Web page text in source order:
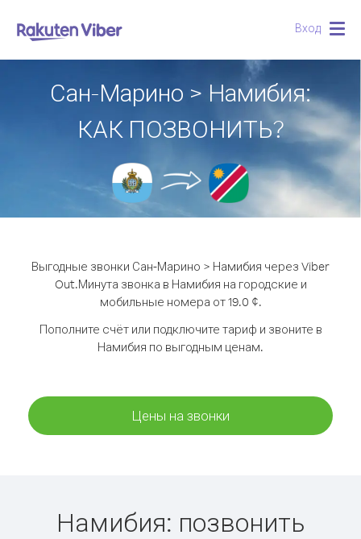
Вход
Сан-Марино > Намибия:
КАК ПОЗВОНИТЬ?
Выгодные звонки Сан-Марино > Намибия через Viber
Out.Минута звонка в Намибия на городские и
мобильные номера от 19.0 ¢.
Пополните счёт или подключите тариф и звоните в
Намибия по выгодным ценам.
Цены на звонки
Намибия: позвонить